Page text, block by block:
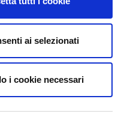
ai selezionati
i cookie necessari